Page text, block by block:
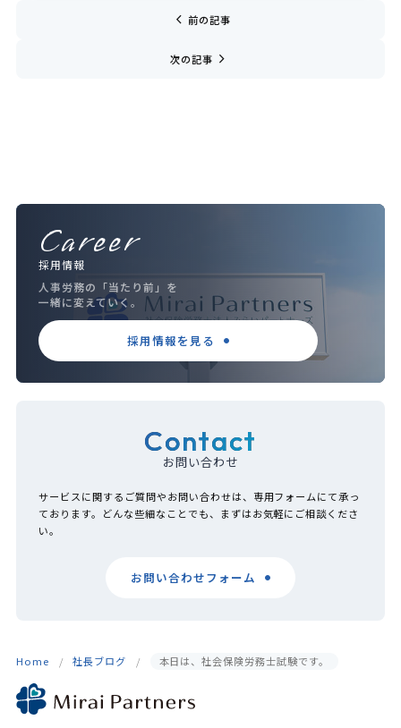
chevron_left 前の記事
次の記事 navigate_next
Career
採用情報
人事労務の「当たり前」を
一緒に変えていく。
採用情報を見る
Contact
お問い合わせ
サービスに関するご質問やお問い合わせは、専用フォームにて承っ
ております。どんな些細なことでも、まずはお気軽にご相談くださ
い。
お問い合わせフォーム
Home 社長ブログ 本日は、社会保険労務士試験です。